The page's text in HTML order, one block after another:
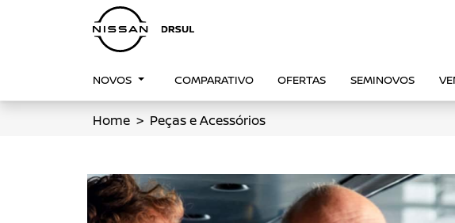
NOVOS COMPARATIVO OFERTAS SEMINOVOS
Home Peças e Acessórios